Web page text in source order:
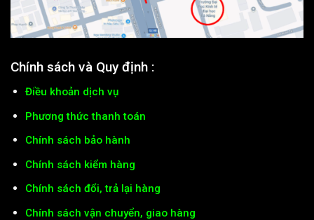
Chính sách và Quy định :
Điều khoản dịch vụ
Phương thức thanh toán
Chính sách bảo hành
Chính sách kiểm hàng
Chính sách đổi, trả lại hàng
Chính sách vận chuyển, giao hàng